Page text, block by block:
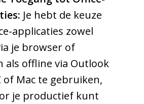
Je hebt de keuze
applicaties zowel
je browser of
als offline via Outlook
of Mac te gebruiken,
je productief kunt